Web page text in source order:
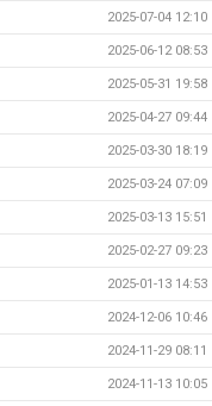
2025-07-04 12:10
2025-06-12 08:53
2025-05-31 19:58
2025-04-27 09:44
2025-03-30 18:19
2025-03-24 07:09
2025-03-13 15:51
2025-02-27 09:23
2025-01-13 14:53
2024-12-06 10:46
2024-11-29 08:11
2024-11-13 10:05